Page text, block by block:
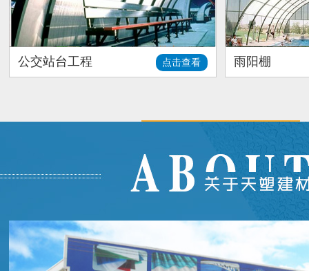
公交站台工程 点击查看 雨阳棚